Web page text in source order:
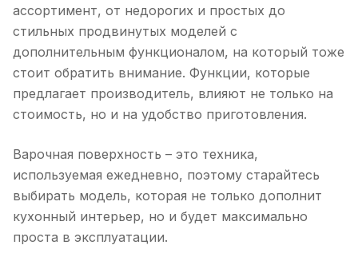
ассортимент, от недорогих и простых до
стильных продвинутых моделей с
дополнительным функционалом, на который тоже
стоит обратить внимание. Функции, которые
предлагает производитель, влияют не только на
стоимость, но и на удобство приготовления.
Варочная поверхность – это техника,
используемая ежедневно, поэтому старайтесь
выбирать модель, которая не только дополнит
кухонный интерьер, но и будет максимально
проста в эксплуатации.